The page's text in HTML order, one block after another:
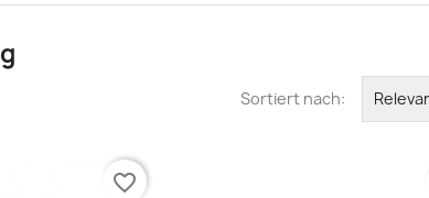
Sortiert nach:
favorite_border